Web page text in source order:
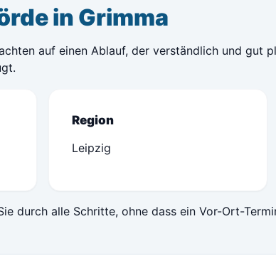
in Grimma
auf einen Ablauf, der verständlich und gut
Region
Leipzig
durch alle Schritte, ohne dass ein Vor-Ort-